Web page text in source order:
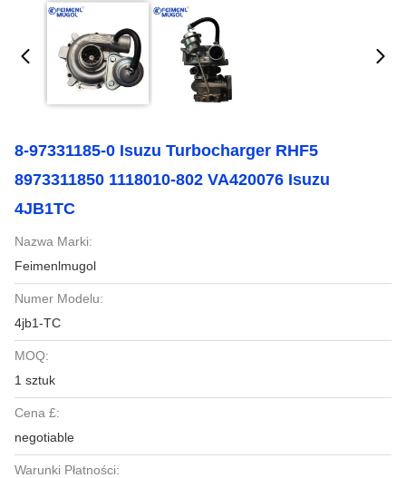
8-97331185-0 Isuzu Turbocharger RHF5
8973311850 1118010-802 VA420076 Isuzu
4JB1TC
Nazwa Marki:
Feimenlmugol
Numer Modelu:
4jb1-TC
MOQ:
1 sztuk
Cena £:
negotiable
Warunki Płatności: